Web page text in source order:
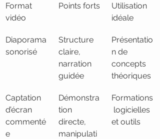
Format
vidéo
Points forts
Utilisation
idéale
Diaporama
sonorisé
Structure
claire,
narration
guidée
Présentatio
n de
concepts
théoriques
Captation
d’écran
commenté
e
Démonstra
tion
directe,
manipulati
Formations
logicielles
et outils